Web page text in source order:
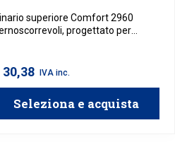
superiore Comfort 2960
progettato per
e silenzioso. Da utilizzare con
inferiore Comfort 1936 e kit
30,38 IVA inc.
Seleziona e acquista